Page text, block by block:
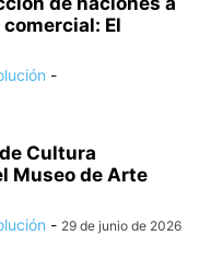
El
-
Cultura
Museo de Arte
- 29 de junio de 2026